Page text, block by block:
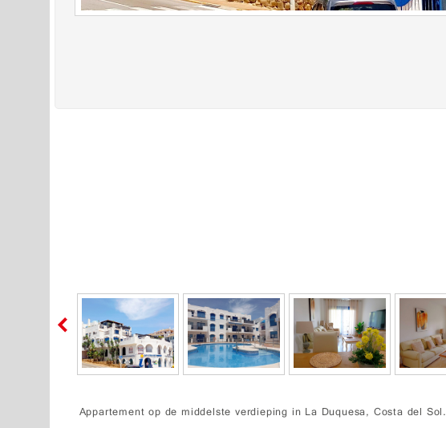
Appartement op de middelste verdieping in La Duquesa, Costa del Sol.